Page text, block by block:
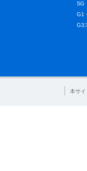
SG
G1
G3
本サイ